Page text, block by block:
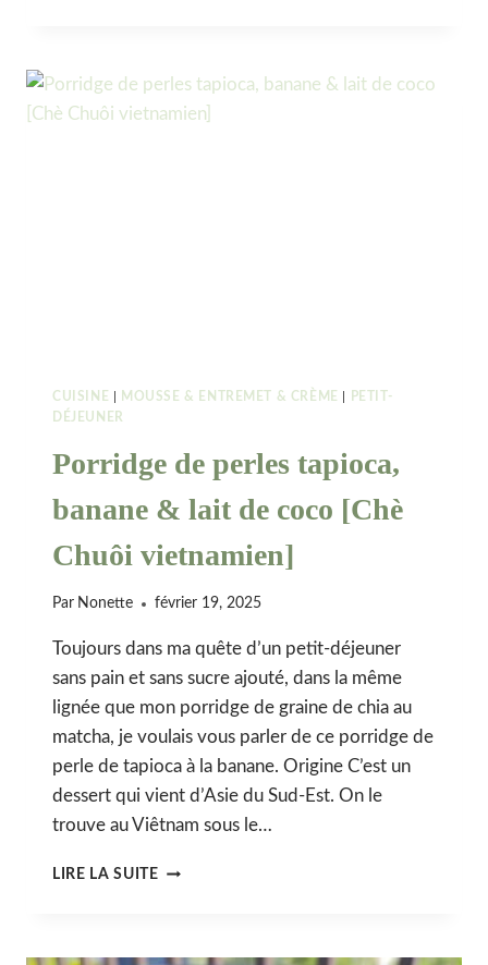
CUISINE MOUSSE & ENTREMET & CRÈME
PETIT-
DÉJEUNER
Porridge de perles tapioca,
banane & lait de coco [Chè
Chuôi vietnamien]
Par Nonette février 19, 2025
Toujours dans ma quête d’un petit-déjeuner
sans pain et sans sucre ajouté, dans la même
lignée que mon porridge de graine de chia au
matcha, je voulais vous parler de ce porridge de
perle de tapioca à la banane. Origine C’est un
dessert qui vient d’Asie du Sud-Est. On le
trouve au Viêtnam sous le…
LIRE LA SUITEPORRIDGE
BANANE